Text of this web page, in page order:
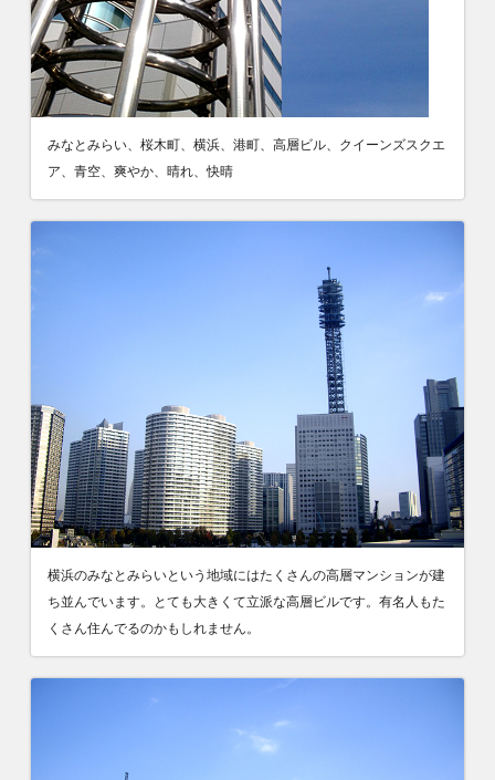
みなとみらい、桜木町、横浜、港町、高層ビル、クイーンズスクエ
ア、青空、爽やか、晴れ、快晴
横浜のみなとみらいという地域にはたくさんの高層マンションが建
ち並んでいます。とても大きくて立派な高層ビルです。有名人もた
くさん住んでるのかもしれません。